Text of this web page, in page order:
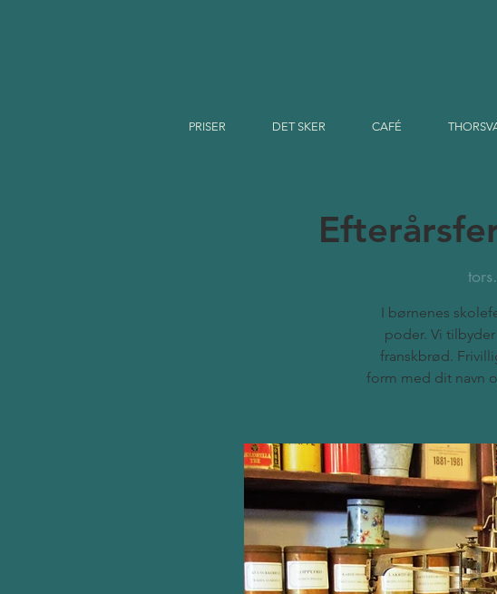
PRISER DET SKER CAFÉ
I børnenes
poder. Vi
franskbrød.
form med dit navn